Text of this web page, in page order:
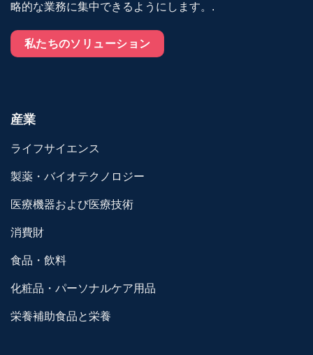
略的な業務に集中できるようにします。.
私たちのソリューション
産業
ライフサイエンス
製薬・バイオテクノロジー
医療機器および医療技術
消費財
食品・飲料
化粧品・パーソナルケア用品
栄養補助食品と栄養